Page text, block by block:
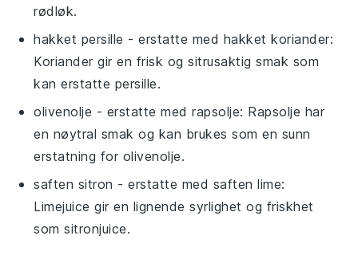
rødløk.
hakket persille - erstatte med hakket koriander:
Koriander gir en frisk og sitrusaktig smak som
kan erstatte persille.
olivenolje - erstatte medrapsolje: Rapsolje har
en nøytral smak og kan brukes som en sunn
erstatning for olivenolje.
saften sitron - erstatte med saften lime:
Limejuice gir en lignende syrlighet og friskhet
som sitronjuice.